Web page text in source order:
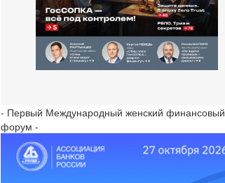
- Первый Международный женский финансовый
форум -